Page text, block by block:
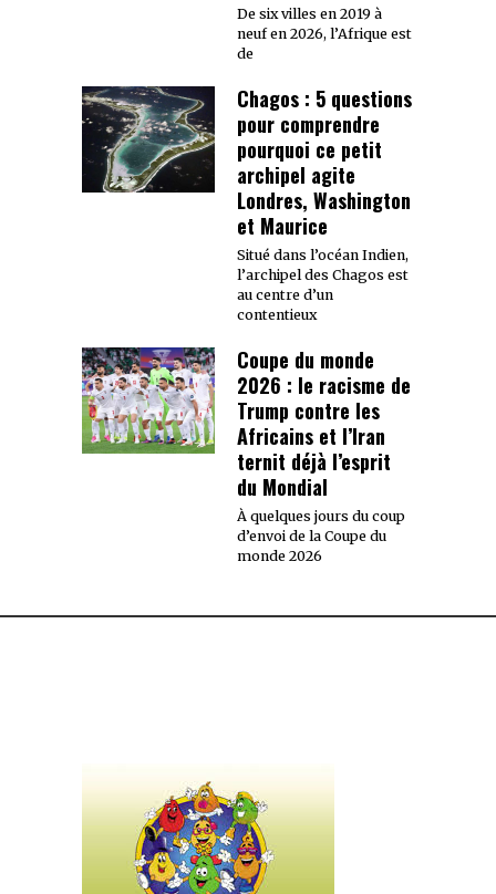
De six villes en 2019 à
neuf en 2026, l’Afrique est
de
Chagos : 5 questions
pour comprendre
pourquoi ce petit
archipel agite
Londres, Washington
et Maurice
Situé dans l’océan Indien,
l’archipel des Chagos est
au centre d’un
contentieux
Coupe du monde
2026 : le racisme de
Trump contre les
Africains et l’Iran
ternit déjà l’esprit
du Mondial
À quelques jours du coup
d’envoi de la Coupe du
monde 2026